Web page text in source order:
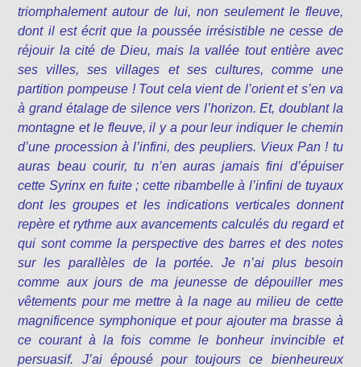
triomphalement autour de lui, non seulement le fleuve,
dont il est écrit que la poussée irrésistible ne cesse de
réjouir la cité de Dieu, mais la vallée tout entière avec
ses villes, ses villages et ses cultures, comme une
partition pompeuse ! Tout cela vient de l’orient et s’en va
à grand étalage de silence vers l’horizon. Et, doublant la
montagne et le fleuve, il y a pour leur indiquer le chemin
d’une procession à l’infini, des peupliers. Vieux Pan ! tu
auras beau courir, tu n’en auras jamais fini d’épuiser
cette Syrinx en fuite ; cette ribambelle à l’infini de tuyaux
dont les groupes et les indications verticales donnent
repère et rythme aux avancements calculés du regard et
qui sont comme la perspective des barres et des notes
sur les parallèles de la portée. Je n’ai plus besoin
comme aux jours de ma jeunesse de dépouiller mes
vêtements pour me mettre à la nage au milieu de cette
magnificence symphonique et pour ajouter ma brasse à
ce courant à la fois comme le bonheur invincible et
persuasif. J’ai épousé pour toujours ce bienheureux